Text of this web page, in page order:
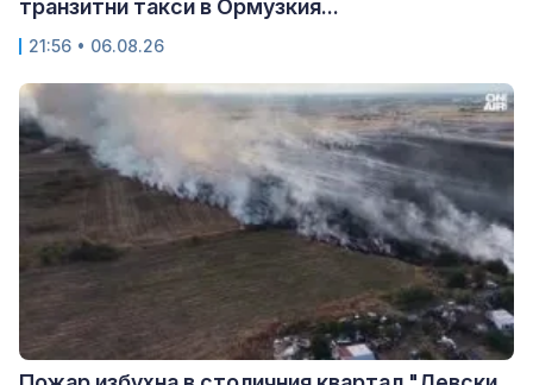
транзитни такси в Ормузкия...
21:56 • 06.08.26